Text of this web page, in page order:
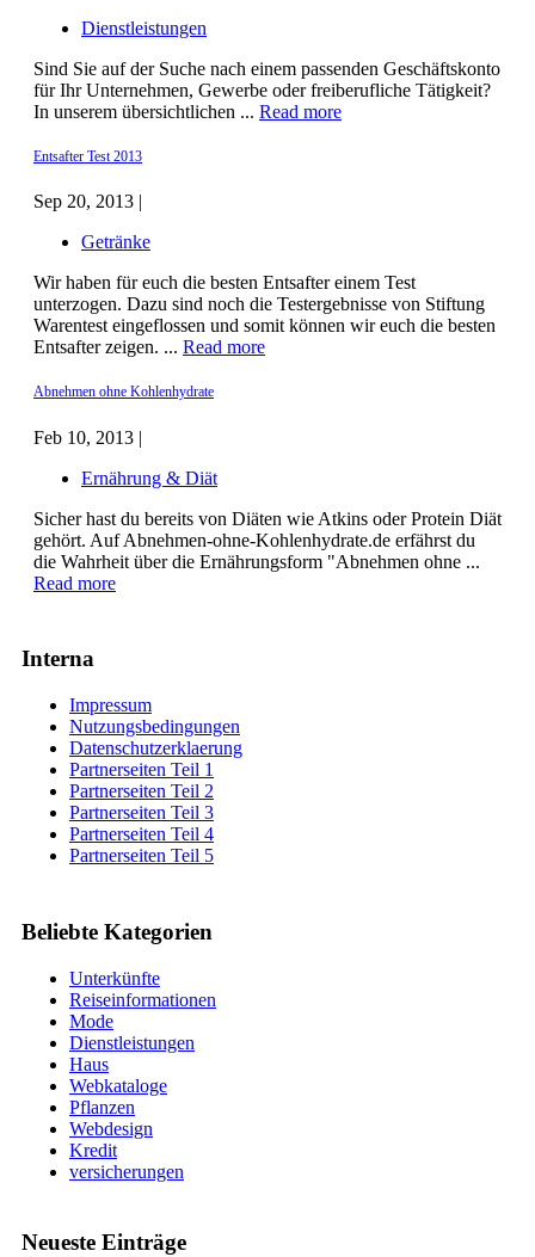
Beliebte Kategorien
Unterkünfte
Reiseinformationen
Mode
Dienstleistungen
Haus
Webkataloge
Pflanzen
Webdesign
Kredit
versicherungen
Neueste Einträge
Dienstleistungen
Sind Sie auf der Suche nach einem passenden Geschäftskonto
für Ihr Unternehmen, Gewerbe oder freiberufliche Tätigkeit?
In unserem übersichtlichen ... Read more
Entsafter Test 2013
Sep 20, 2013 |
Getränke
Wir haben für euch die besten Entsafter einem Test
unterzogen. Dazu sind noch die Testergebnisse von Stiftung
Warentest eingeflossen und somit können wir euch die besten
Entsafter zeigen. ... Read more
Abnehmen ohne Kohlenhydrate
Feb 10, 2013 |
Ernährung & Diät
Sicher hast du bereits von Diäten wie Atkins oder Protein Diät
gehört. Auf Abnehmen-ohne-Kohlenhydrate.de erfährst du
die Wahrheit über die Ernährungsform "Abnehmen ohne ...
Read more
Interna
Impressum
Nutzungsbedingungen
Datenschutzerklaerung
Partnerseiten Teil 1
Partnerseiten Teil 2
Partnerseiten Teil 3
Partnerseiten Teil 4
Partnerseiten Teil 5